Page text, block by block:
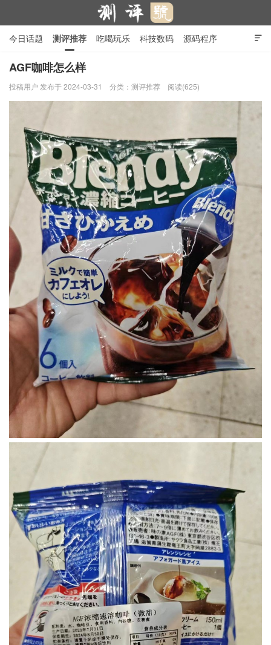
测评号

今日话题 测评推荐 吃喝玩乐 科技数码 源码程序
行业产品 在线投稿
AGF咖啡怎么样
投稿用户 发布于 2024-03-31 分类： 测评推荐 阅读(625)